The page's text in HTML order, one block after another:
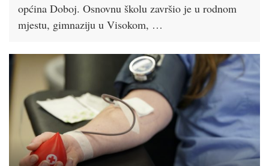
općina Doboj. Osnovnu školu završio je u rodnom
mjestu, gimnaziju u Visokom, …